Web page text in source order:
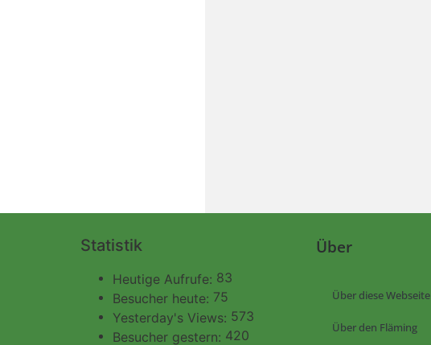
Statistik
Heutige Aufrufe: 83
Besucher heute: 75
Yesterday's Views: 573
Besucher gestern: 420
Über
Über diese Webseite
Über den Fläming